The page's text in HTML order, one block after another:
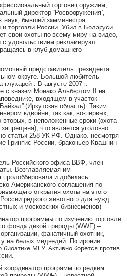
торговец оружием,
директор “Росвооружения”,
наук, бывший замминистра
и торговли России. Убил в Беларуси
свои охоты по всему миру на видео,
с удовольствием рекламируют
в клуб домашнего
представитель президента
округе. Большой любитель
глухарей . В августе 2007 г.
с князем Монако Альбертом II на
входящем в участок
(Иркутская область). Таким
вдвойне, так как, во-первых,
вторых, в неположенные сроки (охота
что является уголовно
статьи 258 УК РФ. Однако, несмотря
Гринпис-России, браконьер Квашнин
Российского офиса ВВФ, член
Возглавляемая им
пролоббировала и добилась
Американского соглашения по
открытия охоты на этого
редкого животного для нужд
и московских бизнесменов).
программы по изучению торговли
фонда дикой природы (WWF) –
фанатичный охотник,
на белых медведей. По иронии
МГУ. Активно борется против
координатор программ по редким